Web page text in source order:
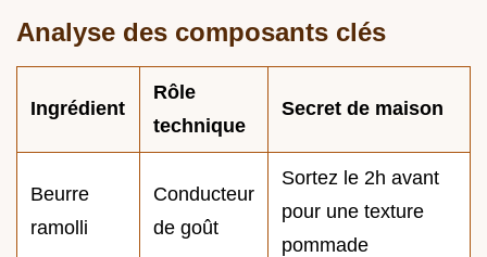
Analyse des composants clés
Ingrédient
Rôle
technique
Secret de maison
Beurre
ramolli
Conducteur
de goût
Sortez le 2h avant
pour une texture
pommade